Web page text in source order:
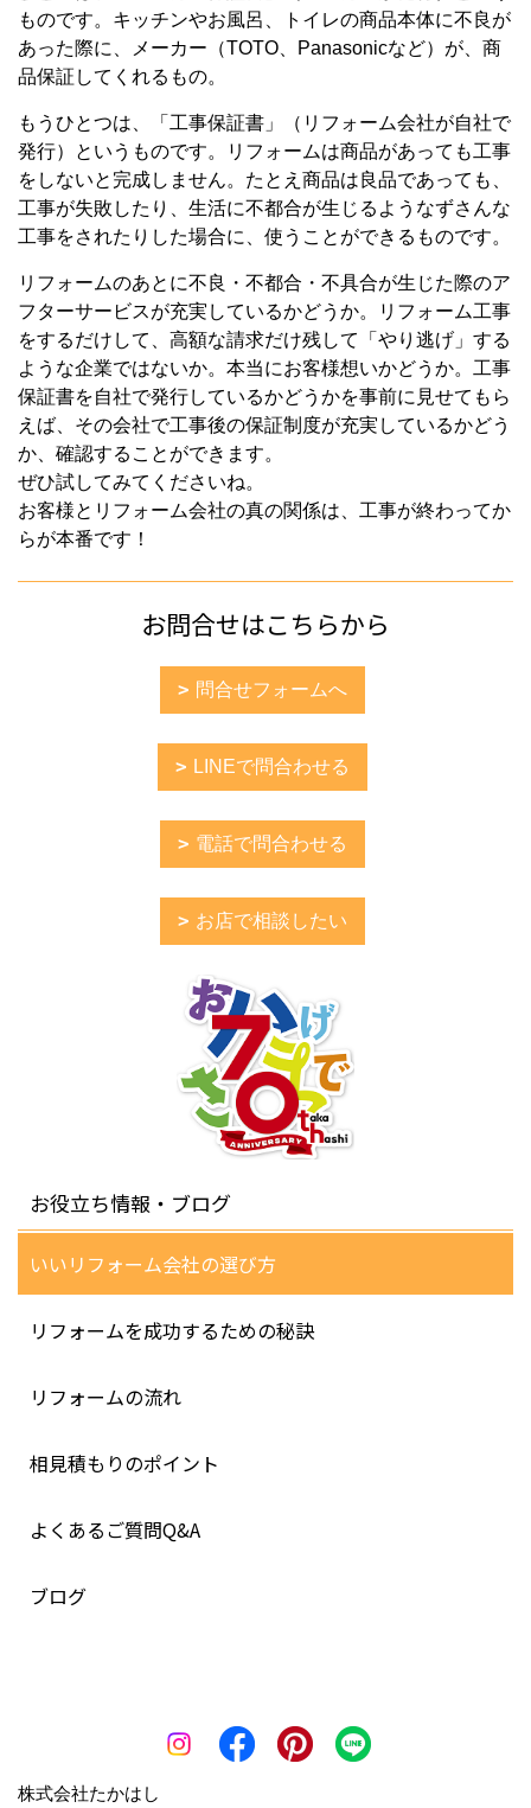
ものです。キッチンやお風呂、トイレの商品本体に不良が
あった際に、メーカー（TOTO、Panasonicなど）が、商
品保証してくれるもの。
もうひとつは、「工事保証書」（リフォーム会社が自社で
発行）というものです。リフォームは商品があっても工事
をしないと完成しません。たとえ商品は良品であっても、
工事が失敗したり、生活に不都合が生じるようなずさんな
工事をされたりした場合に、使うことができるものです。
リフォームのあとに不良・不都合・不具合が生じた際のア
フターサービスが充実しているかどうか。リフォーム工事
をするだけして、高額な請求だけ残して「やり逃げ」する
ような企業ではないか。本当にお客様想いかどうか。工事
保証書を自社で発行しているかどうかを事前に見せてもら
えば、その会社で工事後の保証制度が充実しているかどう
か、確認することができます。
ぜひ試してみてくださいね。
お客様とリフォーム会社の真の関係は、工事が終わってか
らが本番です！
お問合せはこちらから
問合せフォームへ
LINEで問合わせる
電話で問合わせる
お店で相談したい
お役立ち情報・ブログ
いいリフォーム会社の選び方
リフォームを成功するための秘訣
リフォームの流れ
相見積もりのポイント
よくあるご質問Q&A
ブログ
株式会社たかはし